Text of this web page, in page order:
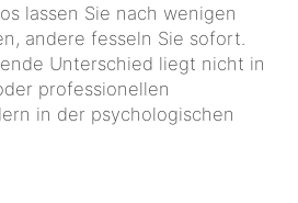
lassen Sie nach wenigen
andere fesseln Sie sofort.
Unterschied liegt nicht in
professionellen
in der psychologischen